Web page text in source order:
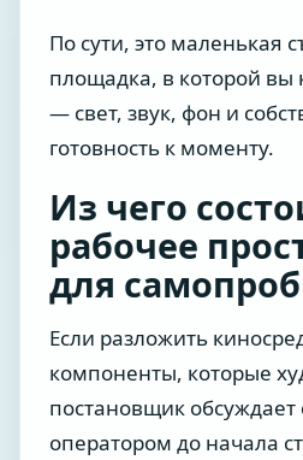
По сути, это маленькая
площадка, в которой вы
— свет, звук, фон и
готовность к моменту.
Из чего
рабочее
для самопроб
Если разложить
компоненты, которые
постановщик
оператором до начала